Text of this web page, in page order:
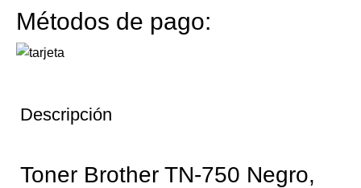
Métodos de pago:
Descripción
Toner Brother TN-750 Negro,